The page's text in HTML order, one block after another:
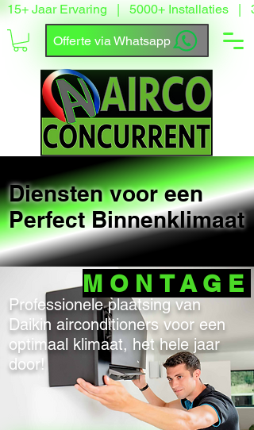
15+ Jaar Ervaring   |   5000+ Installaties   |
Offerte via Whatsapp
Diensten voor een
Perfect Binnenklimaat
MONTAGE
Professionele plaatsing van
Daikin airconditioners voor een
optimaal klimaat, het hele jaar
door!